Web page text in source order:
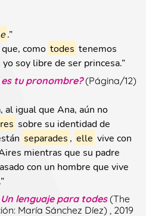
e .”
como todes tenemos
soy libre de ser princesa.”
es tu pronombre?(Página/12)
al igual que Ana, aún no
sobre su identidad de
separades , elle vive con
mientras que su padre
con un hombre que vive
”
Un lenguaje para todes(The
María Sánchez Díez)
, 2019